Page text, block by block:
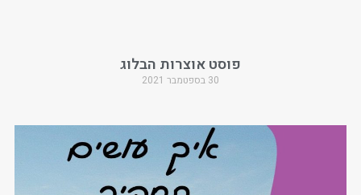
פוסט אוצרות הבלוג
30 בספטמבר 2021